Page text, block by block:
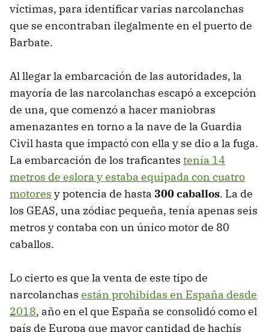
víctimas, para identificar varias narcolanchas
que se encontraban ilegalmente en el puerto de
Barbate.
Al llegar la embarcación de las autoridades, la
mayoría de las narcolanchas escapó a excepción
de una, que comenzó a hacer maniobras
amenazantes en torno a la nave de la Guardia
Civil hasta que impactó con ella y se dio a la fuga.
La embarcación de los traficantes tenía 14
metros de eslora y estaba equipada con cuatro
motores y potencia de hasta 300 caballos. La de
los GEAS, una zódiac pequeña, tenía apenas seis
metros y contaba con un único motor de 80
caballos.
Lo cierto es que la venta de este tipo de
narcolanchas están prohibidas en España desde
2018, año en el que España se consolidó como el
país de Europa que mayor cantidad de hachís